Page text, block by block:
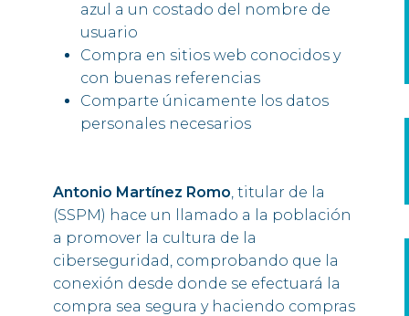
azul a un costado del nombre de
usuario
Compra en sitios web conocidos y
con buenas referencias
Comparte únicamente los datos
personales necesarios
Antonio Martínez Romo, titular de la
(SSPM) hace un llamado a la población
a promover la cultura de la
ciberseguridad, comprobando que la
conexión desde donde se efectuará la
compra sea segura y haciendo compras